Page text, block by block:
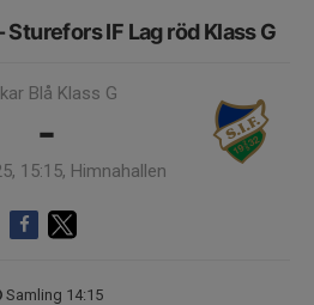
Sturefors IF Lag röd Klass G
Blå Klass G
-
15:15, Himnahallen
Samling 14:15